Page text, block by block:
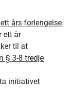
års forlengelse.
ett år
til at
§ 3-8 tredje
initiativet